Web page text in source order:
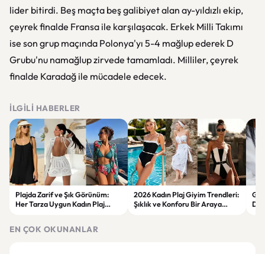
lider bitirdi. Beş maçta beş galibiyet alan ay-yıldızlı ekip,
çeyrek finalde Fransa ile karşılaşacak. Erkek Milli Takımı
ise son grup maçında Polonya'yı 5-4 mağlup ederek D
Grubu'nu namağlup zirvede tamamladı. Milliler, çeyrek
finalde Karadağ ile mücadele edecek.
İLGILI HABERLER
Plajda Zarif ve Şık Görünüm:
Her Tarza Uygun Kadın Plaj
2026 Kadın Plaj Giyim Trendleri:
Şıklık ve Konforu Bir Araya
EN ÇOK OKUNANLAR